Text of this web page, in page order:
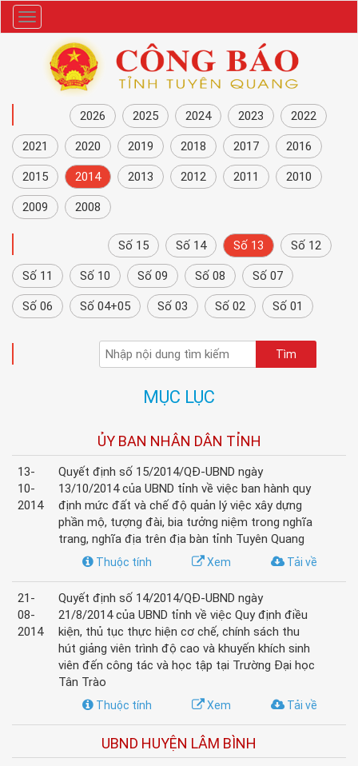
Danh
mục
2026 2025 2024 2023 2022
2021 2020 2019 2018 2017 2016
2015 2014 2013 2012 2011 2010
2009 2008
Số 15 Số 14 Số 13 Số 12
Số 11 Số 10 Số 09 Số 08 Số 07
Số 06 Số 04+05 Số 03 Số 02 Số 01
MỤC LỤC
ỦY BAN NHÂN DÂN TỈNH
13-
10-
2014
Quyết định số 15/2014/QĐ-UBND ngày
13/10/2014 của UBND tỉnh về việc ban hành quy
định mức đất và chế độ quản lý việc xây dựng
phần mộ, tượng đài, bia tưởng niệm trong nghĩa
trang, nghĩa địa trên địa bàn tỉnh Tuyên Quang
Tải về
Xem
Thuộc tính
21-
08-
2014
Quyết định số 14/2014/QĐ-UBND ngày
21/8/2014 của UBND tỉnh về việc Quy định điều
kiện, thủ tục thực hiện cơ chế, chính sách thu
hút giảng viên trình độ cao và khuyến khích sinh
viên đến công tác và học tập tại Trường Đại học
Tân Trào
Tải về
Xem
Thuộc tính
UBND HUYỆN LÂM BÌNH